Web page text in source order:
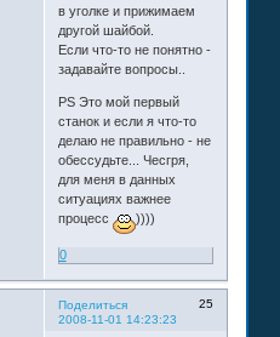
в уголке и прижимаем
другой шайбой.
Если что-то не понятно -
задавайте вопросы..
PS Это мой первый
станок и если я что-то
делаю не правильно - не
обессудьте... Чесгря,
для меня в данных
ситуациях важнее
процесс
))))
0
Поделиться
25
2008-11-01 14:23:23